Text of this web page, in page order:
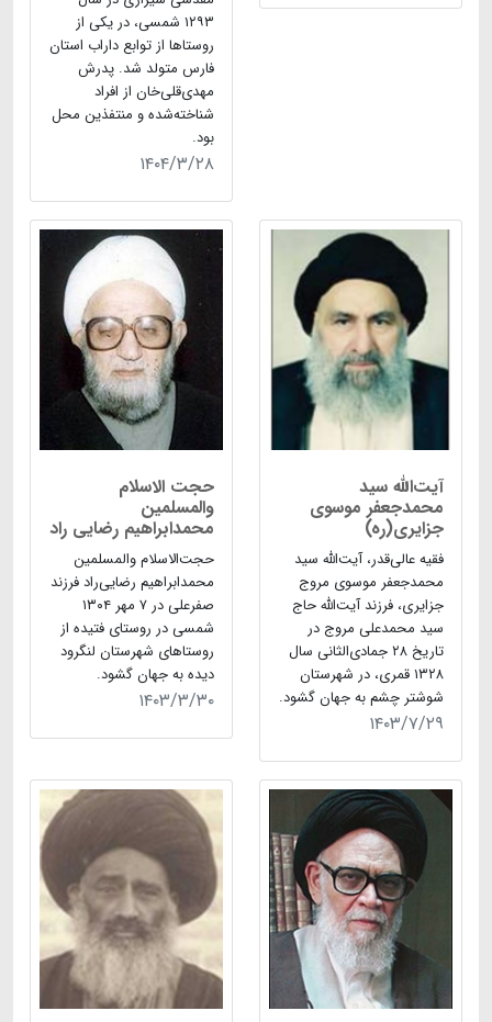
۱۲۹۳ شمسی، در یکی از
روستاها از توابع داراب استان
فارس متولد شد. پدرش
مهدی‌قلی‌خان از افراد
شناخته‌شده و منتفذین محل
بود.
۱۴۰۴/۳/۲۸
آیت‌الله سید
محمدجعفر موسوی
جزایری(ره)
فقیه عالی‌قدر، آیت‌الله سید
محمدجعفر موسوی مروج
جزایرى، فرزند آیت‌الله حاج
سید محمدعلى مروج در
تاریخ ۲۸ جمادى‌الثانى سال
۱۳۲۸ قمرى، در شهرستان
شوشتر چشم به جهان گشود.
۱۴۰۳/۷/۲۹
حجت الاسلام
والمسلمین
محمدابراهیم رضایی راد
حجت‌الاسلام والمسلمین
محمدابراهیم رضایی‌راد فرزند
صفرعلی در ۷ مهر ۱۳۰۴
شمسی در روستای فتیده از
روستاهای شهرستان لنگرود
دیده به جهان گشود.
۱۴۰۳/۳/۳۰